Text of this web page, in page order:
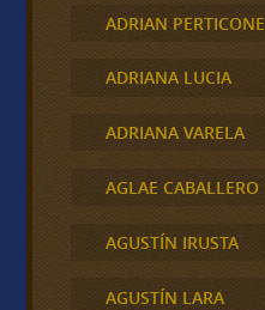
ADRIAN PERTICONE
ADRIANA LUCIA
ADRIANA VARELA
AGLAE CABALLERO
AGUSTÍN IRUSTA
AGUSTÍN LARA